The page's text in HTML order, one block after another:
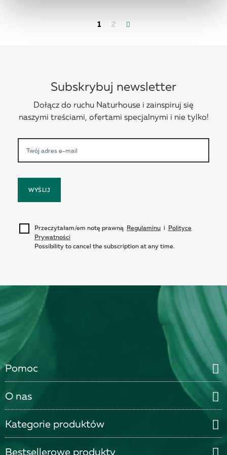
1 2
Subskrybuj newsletter
Dołącz do ruchu Naturhouse i zainspiruj się
naszymi treściami, ofertami specjalnymi i nie tylko!
WYŚLIJ
Przeczytałam/em notę prawną Regulaminu i Polityce
Prywatności
Possibility to cancel the subscription at any time.
Pomoc
O nas
Kategorie produktów
Bestsellerowe produkty